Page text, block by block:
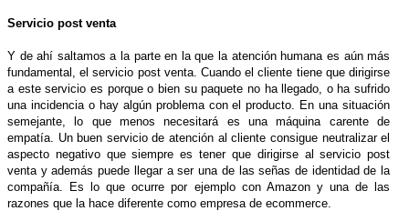
Servicio post venta
Y de ahí saltamos a la parte en la que la atención humana es aún más
fundamental, el servicio post venta. Cuando el cliente tiene que dirigirse
a este servicio es porque o bien su paquete no ha llegado, o ha sufrido
una incidencia o hay algún problema con el producto. En una situación
semejante, lo que menos necesitará es una máquina carente de
empatía. Un buen servicio de atención al cliente consigue neutralizar el
aspecto negativo que siempre es tener que dirigirse al servicio post
venta y además puede llegar a ser una de las señas de identidad de la
compañía. Es lo que ocurre por ejemplo con Amazon y una de las
razones que la hace diferente como empresa de ecommerce.